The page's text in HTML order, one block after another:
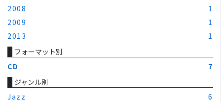
2008
1
2009
1
2013
1
フォーマット別
CD
7
ジャンル別
Jazz
6